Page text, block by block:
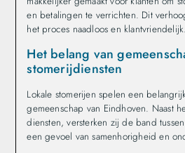
en betalingen te verrichten. Dit
het proces naadloos en klantvriendelijk.
Het belang van
stomerijdiensten
Lokale stomerijen spelen een
gemeenschap van Eindhoven. Naast
diensten, versterken zij de band
een gevoel van samenhorigheid en